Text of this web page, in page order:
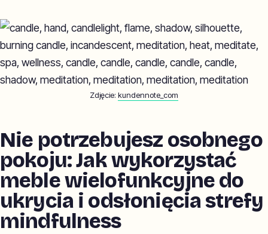
Zdjęcie: kundennote_com
Nie potrzebujesz osobnego
pokoju: Jak wykorzystać
meble wielofunkcyjne do
ukrycia i odsłonięcia strefy
mindfulness